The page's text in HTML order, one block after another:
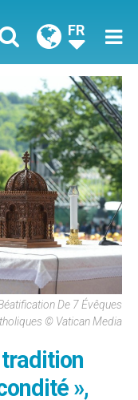
FR
De 7 Évêques
© Vatican Media
»,